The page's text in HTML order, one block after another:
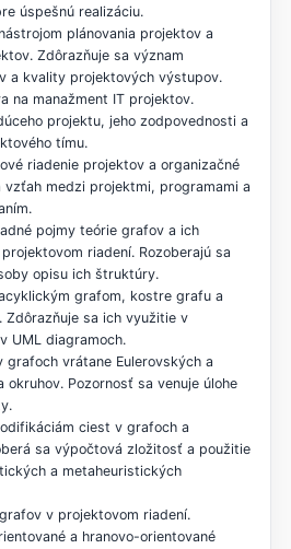
úspešnú realizáciu.
plánovania projektov a
Zdôrazňuje sa význam
a kvality projektových výstupov.
na manažment IT projektov.
projektu, jeho zodpovednosti a
tímu.
riadenie projektov a organizačné
medzi projektmi, programami a
pojmy teórie grafov a ich
riadení. Rozoberajú sa
opisu ich štruktúry.
grafom, kostre grafu a
Zdôrazňuje sa ich využitie v
UML diagramoch.
grafoch vrátane Eulerovských a
okruhov. Pozornosť sa venuje úlohe
ciest v grafoch a
sa výpočtová zložitosť a použitie
a metaheuristických
v projektovom riadení.
a hranovo-orientované